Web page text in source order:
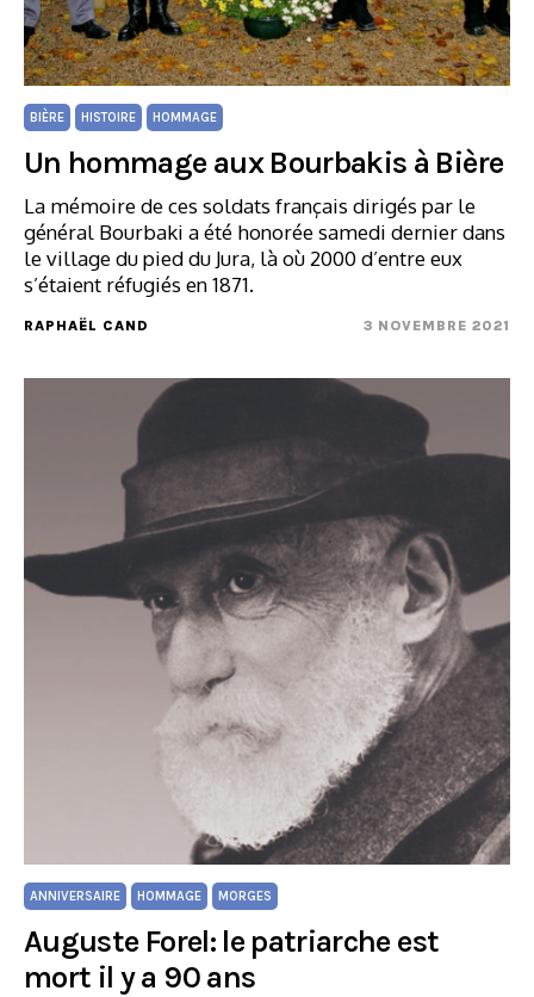
BIÈRE HISTOIRE HOMMAGE
Un hommage aux Bourbakis à Bière
La mémoire de ces soldats français dirigés par le
général Bourbaki a été honorée samedi dernier dans
le village du pied du Jura, là où 2000 d’entre eux
s’étaient réfugiés en 1871.
RAPHAËL CAND 3 NOVEMBRE 2021
ANNIVERSAIRE HOMMAGE MORGES
Auguste Forel: le patriarche est
mort il y a 90 ans